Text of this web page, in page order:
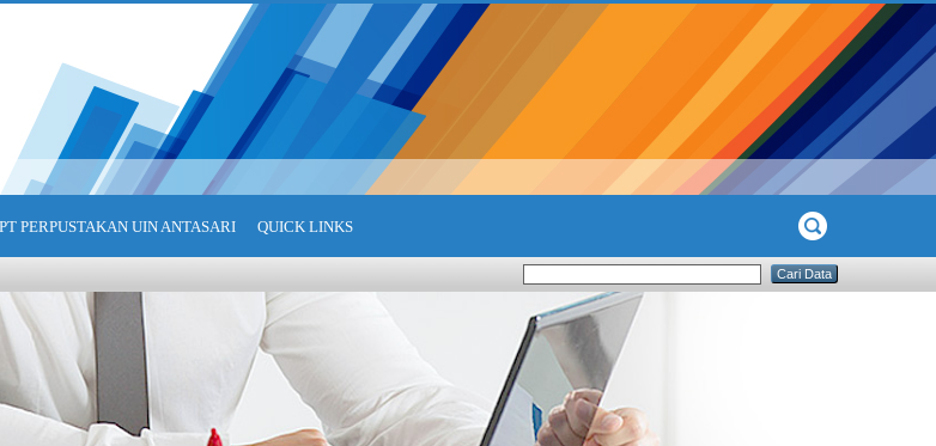
PERPUSTAKAN UIN ANTASARI QUICK LINKS